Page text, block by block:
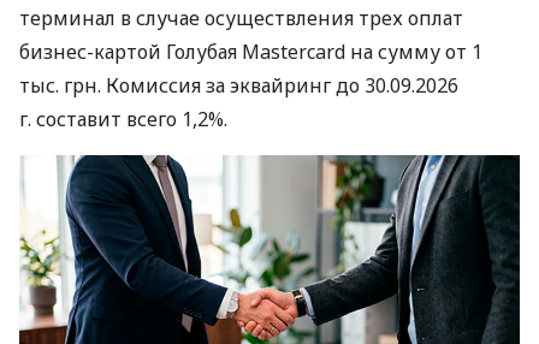
терминал в случае осуществления трех оплат
бизнес-картой Голубая Mastercard на сумму от 1
тыс. грн. Комиссия за эквайринг до 30.09.2026
г. составит всего 1,2%.